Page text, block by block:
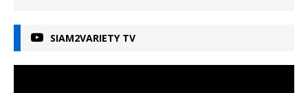
SIAM2VARIETY TV